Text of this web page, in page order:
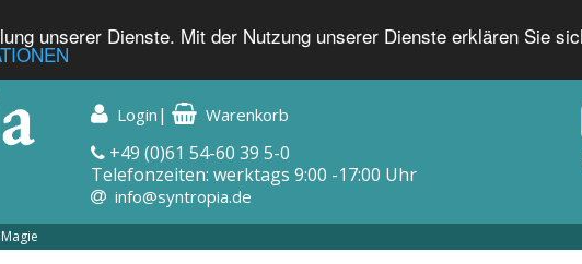
unserer Dienste. Mit der Nutzung unserer Dienste erklären Sie
Login | Warenkorb
+49 (0)61 54-60 39 5-0
Telefonzeiten: werktags 9:00 -17:00 Uhr
info@syntropia.de